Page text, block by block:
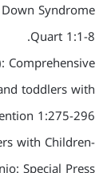
Syndrome
Quart 1:1-8.
Comprehensive
toddlers with
1:275-296.
with Children-